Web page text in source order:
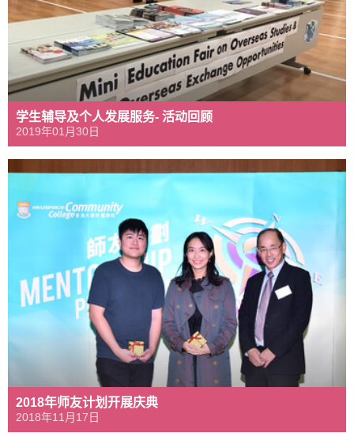
学生辅导及个人发展服务- 活动回顾
2019年01月30日
2018年师友计划开展庆典
2018年11月17日